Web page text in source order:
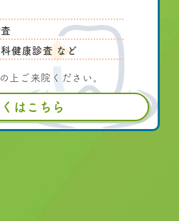
健康診査 など
上ご来院ください。
はこちら